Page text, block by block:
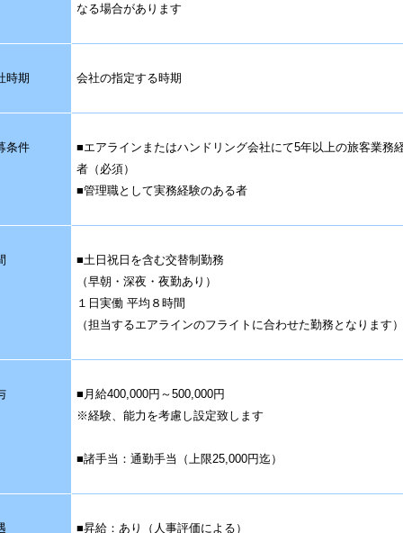
なる場合があります
時期 会社の指定する時期
条件
■エアラインまたはハンドリング会社にて5年以上の旅客業務
者（必須）
■管理職として実務経験のある者
■土日祝日を含む交替制勤務
（早朝・深夜・夜勤あり）
１日実働 平均８時間
（担当するエアラインのフライトに合わせた勤務となります）
■月給400,000円～500,000円
※経験、能力を考慮し設定致します
■諸手当：通勤手当（上限25,000円迄）
■昇給：あり（人事評価による）